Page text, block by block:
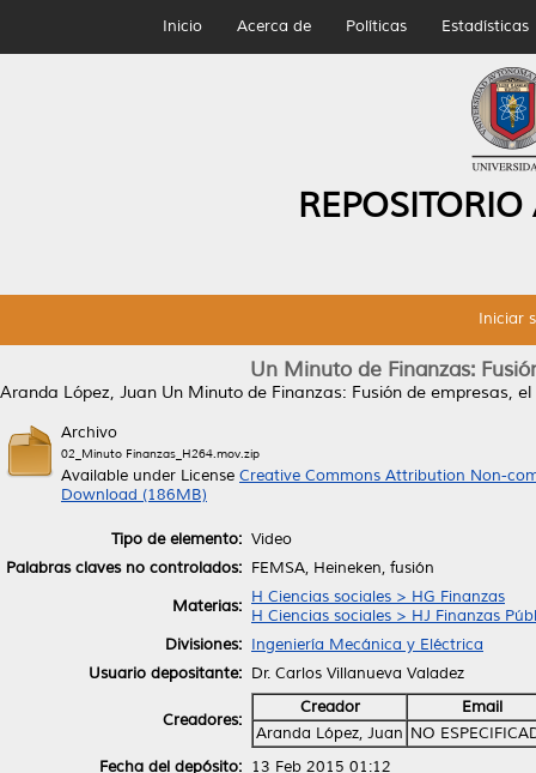
Inicio Acerca de Políticas Estadísticas
Iniciar
Un Minuto de Finanzas:
Aranda López, Juan Un Minuto de Finanzas: Fusión de empresas,
Archivo
02_Minuto Finanzas_H264.mov.zip
Available under License Creative Commons Attribution Non-
Download (186MB)
Tipo de elemento: Video
Palabras claves no controlados: FEMSA, Heineken, fusión
Materias: H Ciencias sociales > HG Finanzas
H Ciencias sociales > HJ Finanzas
Divisiones: Ingeniería Mecánica y Eléctrica
Usuario depositante: Dr. Carlos Villanueva Valadez
Creadores:
Creador
Email
Aranda López, Juan NO
Fecha del depósito: 13 Feb 2015 01:12